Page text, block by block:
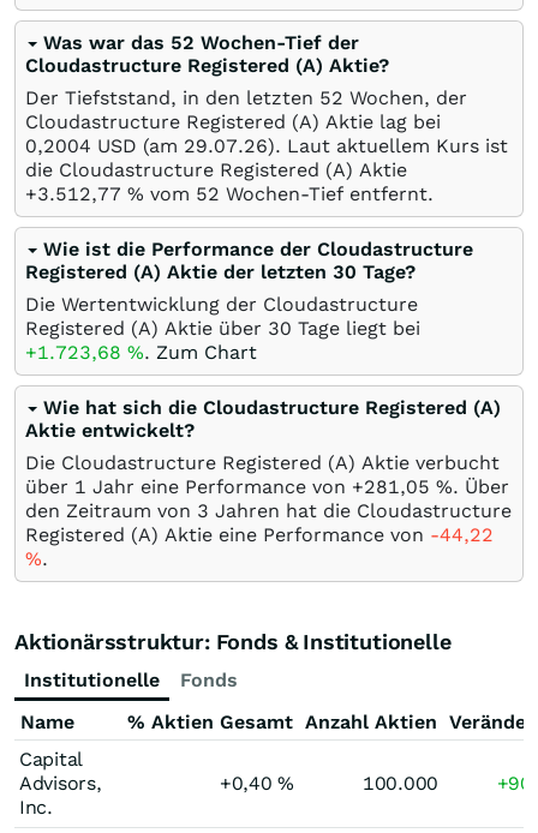
Was war das 52 Wochen-Tief der
Cloudastructure Registered (A) Aktie?
Der Tiefststand, in den letzten 52 Wochen, der
Cloudastructure Registered (A) Aktie lag bei
0,2004 USD (am 29.07.26). Laut aktuellem Kurs ist
die Cloudastructure Registered (A) Aktie
+3.512,77 % vom 52 Wochen-Tief entfernt.
Wie ist die Performance der Cloudastructure
Registered (A) Aktie der letzten 30 Tage?
Die Wertentwicklung der Cloudastructure
Registered (A) Aktie über 30 Tage liegt bei
+1.723,68 %. Zum Chart
Wie hat sich die Cloudastructure Registered (A)
Aktie entwickelt?
Die Cloudastructure Registered (A) Aktie verbucht
über 1 Jahr eine Performance von +281,05 %. Über
den Zeitraum von 3 Jahren hat die Cloudastructure
Registered (A) Aktie eine Performance von -44,22
%.
Aktionärsstruktur: Fonds & Institutionelle
Institutionelle
Fonds
Name
% Aktien Gesamt Anzahl Aktien
Capital
Advisors,
Inc.
+0,40% 100.000